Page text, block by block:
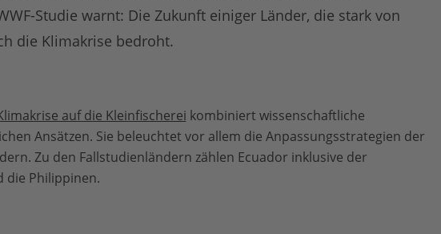
Studie warnt: Die Zukunft einiger Länder, die stark von
die Klimakrise bedroht.
auf die Kleinfischerei kombiniert wissenschaftliche
Ansätzen. Sie beleuchtet vor allem die Anpassungsstrategien der
Zu den Fallstudienländern zählen Ecuador inklusive der
die Philippinen.